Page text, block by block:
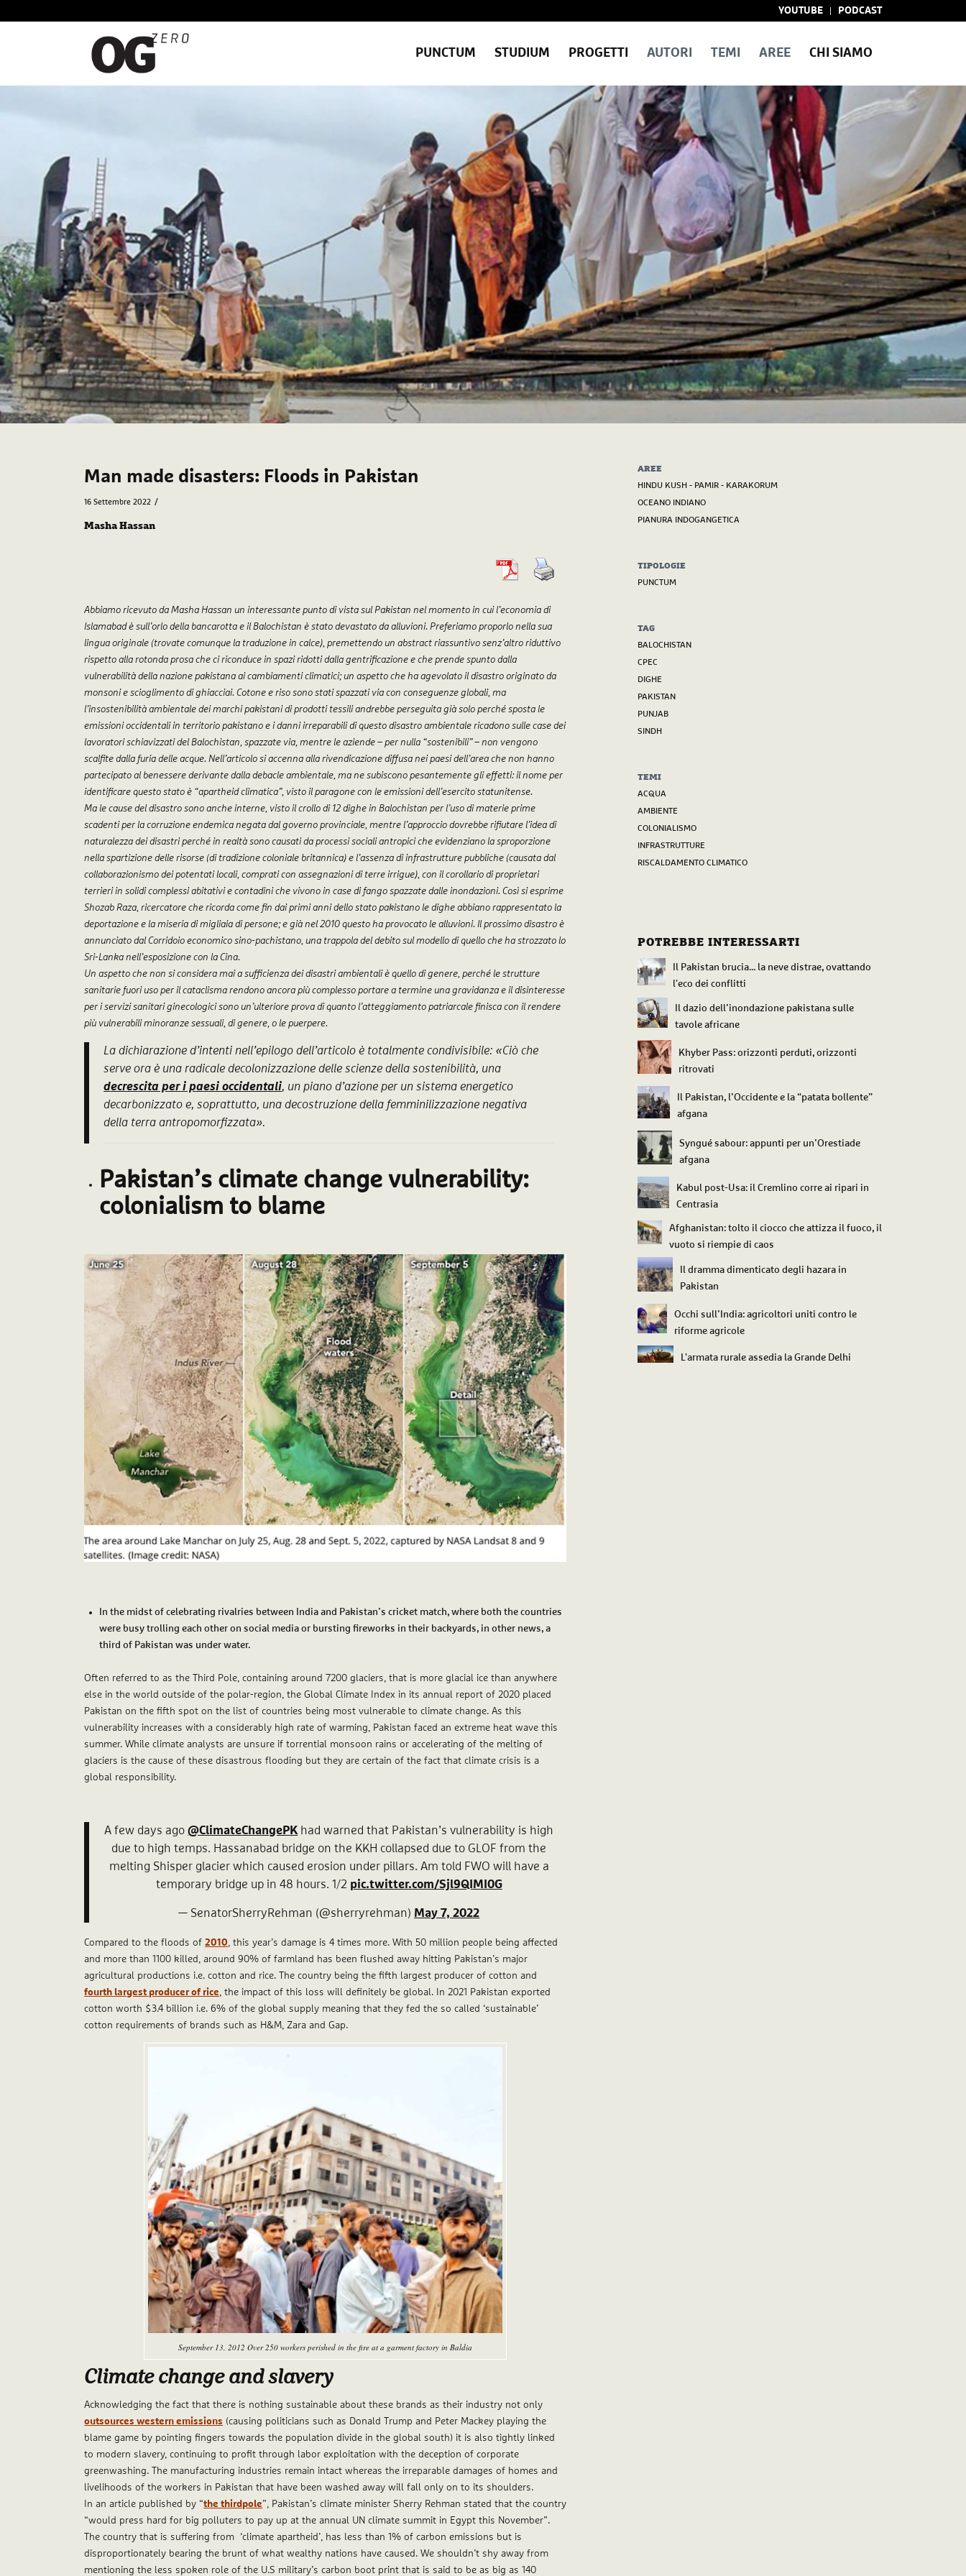
YOUTUBE PODCAST
PUNCTUM STUDIUM PROGETTI AUTORI TEMI AREE CHI SIAMO
Man made disasters: Floods in Pakistan
16 Settembre 2022 /
Masha Hassan
Abbiamo ricevuto da Masha Hassan un interessante punto di vista sul Pakistan nel momento in cui l’economia di
Islamabad è sull’orlo della bancarotta e il Balochistan è stato devastato da alluvioni. Preferiamo proporlo nella sua
lingua originale (trovate comunque la traduzione in calce), premettendo un abstract riassuntivo senz’altro riduttivo
rispetto alla rotonda prosa che ci riconduce in spazi ridotti dalla gentrificazione e che prende spunto dalla
vulnerabilità della nazione pakistana ai cambiamenti climatici; un aspetto che ha agevolato il disastro originato da
monsoni e scioglimento di ghiacciai. Cotone e riso sono stati spazzati via con conseguenze globali, ma
l’insostenibilità ambientale dei marchi pakistani di prodotti tessili andrebbe perseguita già solo perché sposta le
emissioni occidentali in territorio pakistano e i danni irreparabili di questo disastro ambientale ricadono sulle case dei
lavoratori schiavizzati del Balochistan, spazzate via, mentre le aziende – per nulla “sostenibili” – non vengono
scalfite dalla furia delle acque. Nell’articolo si accenna alla rivendicazione diffusa nei paesi dell’area che non hanno
partecipato al benessere derivante dalla debacle ambientale, ma ne subiscono pesantemente gli effetti: il nome per
identificare questo stato è “apartheid climatica”, visto il paragone con le emissioni dell’esercito statunitense.
Ma le cause del disastro sono anche interne, visto il crollo di 12 dighe in Balochistan per l’uso di materie prime
scadenti per la corruzione endemica negata dal governo provinciale, mentre l’approccio dovrebbe rifiutare l’idea di
naturalezza dei disastri perché in realtà sono causati da processi sociali antropici che evidenziano la sproporzione
nella spartizione delle risorse (di tradizione coloniale britannica) e l’assenza di infrastrutture pubbliche (causata dal
collaborazionismo dei potentati locali, comprati con assegnazioni di terre irrigue), con il corollario di proprietari
terrieri in solidi complessi abitativi e contadini che vivono in case di fango spazzate dalle inondazioni. Così si esprime
Shozab Raza, ricercatore che ricorda come fin dai primi anni dello stato pakistano le dighe abbiano rappresentato la
deportazione e la miseria di migliaia di persone; e già nel 2010 questo ha provocato le alluvioni. Il prossimo disastro è
annunciato dal Corridoio economico sino-pachistano, una trappola del debito sul modello di quello che ha strozzato lo
Sri-Lanka nell’esposizione con la Cina.
Un aspetto che non si considera mai a sufficienza dei disastri ambientali è quello di genere, perché le strutture
sanitarie fuori uso per il cataclisma rendono ancora più complesso portare a termine una gravidanza e il disinteresse
per i servizi sanitari ginecologici sono un’ulteriore prova di quanto l’atteggiamento patriarcale finisca con il rendere
più vulnerabili minoranze sessuali, di genere, o le puerpere.
La dichiarazione d’intenti nell’epilogo dell’articolo è totalmente condivisibile: «Ciò che
serve ora è una radicale decolonizzazione delle scienze della sostenibilità, una
decrescita per i paesi occidentali, un piano d’azione per un sistema energetico
decarbonizzato e, soprattutto, una decostruzione della femminilizzazione negativa
della terra antropomorfizzata».
Pakistan’s climate change vulnerability:
colonialism to blame
In the midst of celebrating rivalries between India and Pakistan’s cricket match, where both the countries
were busy trolling each other on social media or bursting fireworks in their backyards, in other news, a
third of Pakistan was under water.
Often referred to as the Third Pole, containing around 7200 glaciers, that is more glacial ice than anywhere
else in the world outside of the polar-region, the Global Climate Index in its annual report of 2020 placed
Pakistan on the fifth spot on the list of countries being most vulnerable to climate change. As this
vulnerability increases with a considerably high rate of warming, Pakistan faced an extreme heat wave this
summer. While climate analysts are unsure if torrential monsoon rains or accelerating of the melting of
glaciers is the cause of these disastrous flooding but they are certain of the fact that climate crisis is a
global responsibility.
A few days ago@ClimateChangePK had warned that Pakistan’s vulnerability is high
due to high temps. Hassanabad bridge on the KKH collapsed due to GLOF from the
melting Shisper glacier which caused erosion under pillars. Am told FWO will have a
temporary bridge up in 48 hours. 1/2 pic.twitter.com/Sjl9QIMI0G
— SenatorSherryRehman (@sherryrehman) May 7, 2022
Compared to the floods of2010, this year’s damage is 4 times more. With 50 million people being affected
and more than 1100 killed, around 90% of farmland has been flushed away hitting Pakistan’s major
agricultural productions i.e. cotton and rice. The country being the fifth largest producer of cotton and
fourth largest producer of rice, the impact of this loss will definitely be global. In 2021 Pakistan exported
cotton worth $3.4 billion i.e. 6% of the global supply meaning that they fed the so called ‘sustainable’
cotton requirements of brands such as H&M, Zara and Gap.
September 13, 2012 Over 250 workers perished in the fire at a garment factory in Baldia
Climate change and slavery
Acknowledging the fact that there is nothing sustainable about these brands as their industry not only
outsources western emissions (causing politicians such as Donald Trump and Peter Mackey playing the
blame game by pointing fingers towards the population divide in the global south) it is also tightly linked
to modern slavery, continuing to profit through labor exploitation with the deception of corporate
greenwashing. The manufacturing industries remain intact whereas the irreparable damages of homes and
livelihoods of the workers in Pakistan that have been washed away will fall only on to its shoulders.
In an article published by “the thirdpole”, Pakistan’s climate minister Sherry Rehman stated that the country
“would press hard for big polluters to pay up at the annual UN climate summit in Egypt this November”.
The country that is suffering from ‘climate apartheid’, has less than 1% of carbon emissions but is
disproportionately bearing the brunt of what wealthy nations have caused. We shouldn’t shy away from
mentioning the less spoken role of the U.S military’s carbon boot print that is said to be as big as 140
AREE
HINDU KUSH - PAMIR - KARAKORUM
OCEANO INDIANO
PIANURA INDOGANGETICA
TIPOLOGIE
PUNCTUM
TAG
BALOCHISTAN
CPEC
DIGHE
PAKISTAN
PUNJAB
SINDH
TEMI
ACQUA
AMBIENTE
COLONIALISMO
INFRASTRUTTURE
RISCALDAMENTO CLIMATICO
POTREBBE INTERESSARTI
Il Pakistan brucia... la neve distrae, ovattando
l'eco dei conflitti
Il dazio dell’inondazione pakistana sulle
tavole africane
Khyber Pass: orizzonti perduti, orizzonti
ritrovati
Il Pakistan, l’Occidente e la “patata bollente”
afgana
Syngué sabour: appunti per un’Orestiade
afgana
Kabul post-Usa: il Cremlino corre ai ripari in
Centrasia
Afghanistan: tolto il ciocco che attizza il fuoco, il
vuoto si riempie di caos
Il dramma dimenticato degli hazara in
Pakistan
Occhi sull’India: agricoltori uniti contro le
riforme agricole
L'armata rurale assedia la Grande Delhi